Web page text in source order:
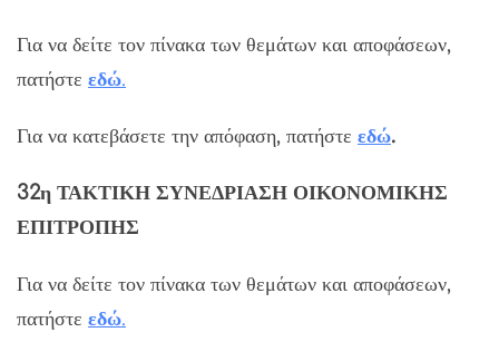
Για να δείτε τον πίνακα των θεμάτων και αποφάσεων,
πατήστε εδώ.
Για να κατεβάσετε την απόφαση, πατήστε εδώ.
32η ΤΑΚΤΙΚΗ ΣΥΝΕΔΡΙΑΣΗ ΟΙΚΟΝΟΜΙΚΗΣ
ΕΠΙΤΡΟΠΗΣ
Για να δείτε τον πίνακα των θεμάτων και αποφάσεων,
πατήστε εδώ.